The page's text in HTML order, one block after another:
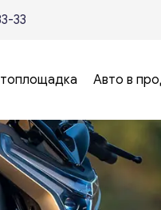
33
Авто в